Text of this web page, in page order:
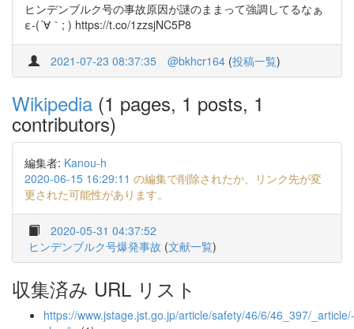
ヒンデンブルク号の事故原因が謎のままって強調してるなぁ
ε-(´∀｀; ) https://t.co/1zzsjNC5P8
2021-07-23 08:37:35 @bkhcr164 (投稿一覧)
Wikipedia (1 pages, 1 posts, 1
contributors)
編集者: Kanou-h
2020-06-15 16:29:11 の編集で削除されたか、リンク先が変
更された可能性があります。
2020-05-31 04:37:52
ヒンデンブルク号爆発事故 (文献一覧)
収集済み URL リスト
https://www.jstage.jst.go.jp/article/safety/46/6/46_397/_article/-